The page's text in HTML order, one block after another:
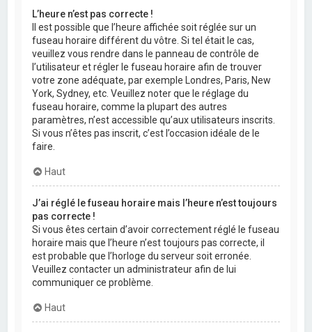
L’heure n’est pas correcte !
Il est possible que l’heure affichée soit réglée sur un
fuseau horaire différent du vôtre. Si tel était le cas,
veuillez vous rendre dans le panneau de contrôle de
l’utilisateur et régler le fuseau horaire afin de trouver
votre zone adéquate, par exemple Londres, Paris, New
York, Sydney, etc. Veuillez noter que le réglage du
fuseau horaire, comme la plupart des autres
paramètres, n’est accessible qu’aux utilisateurs inscrits.
Si vous n’êtes pas inscrit, c’est l’occasion idéale de le
faire.
Haut
J’ai réglé le fuseau horaire mais l’heure n’est toujours
pas correcte !
Si vous êtes certain d’avoir correctement réglé le fuseau
horaire mais que l’heure n’est toujours pas correcte, il
est probable que l’horloge du serveur soit erronée.
Veuillez contacter un administrateur afin de lui
communiquer ce problème.
Haut